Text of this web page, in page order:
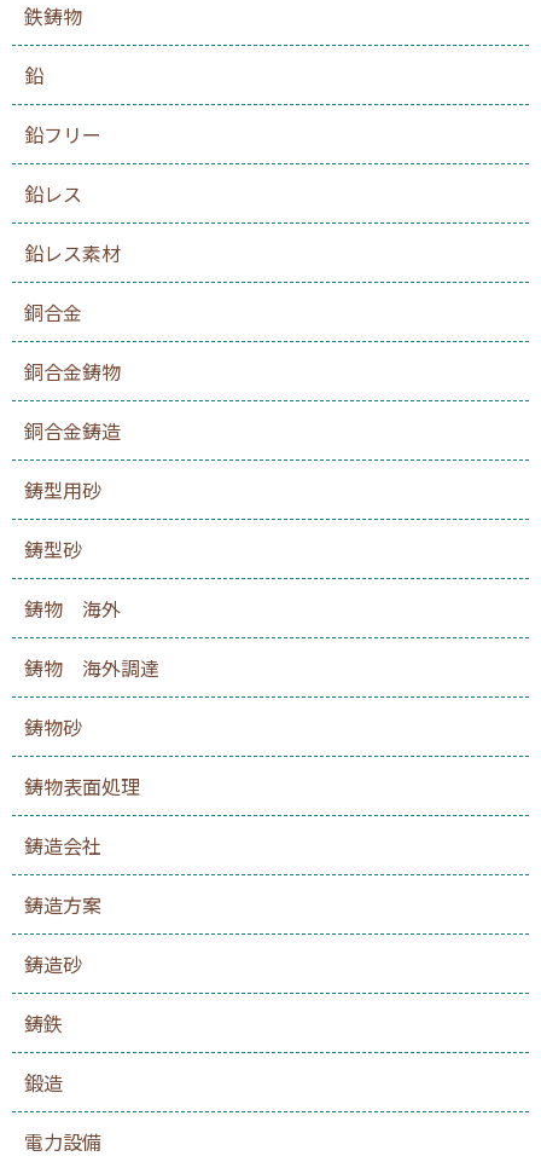
鉄鋳物
鉛
鉛フリー
鉛レス
鉛レス素材
銅合金
銅合金鋳物
銅合金鋳造
鋳型用砂
鋳型砂
鋳物 海外
鋳物 海外調達
鋳物砂
鋳物表面処理
鋳造会社
鋳造方案
鋳造砂
鋳鉄
鍛造
電力設備